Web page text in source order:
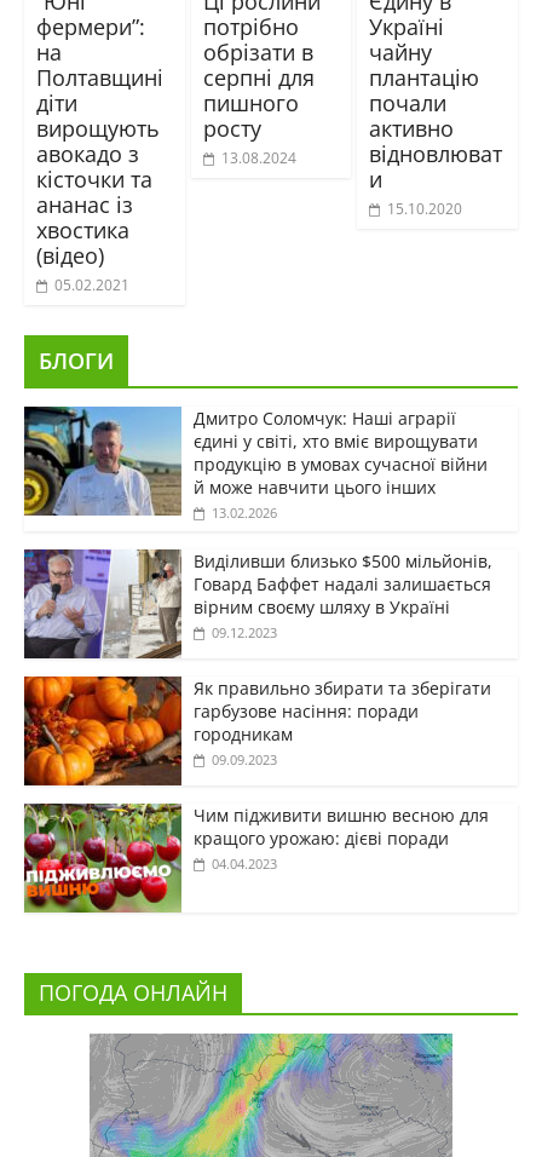
фермери”:
на
Полтавщині
діти
вирощують
авокадо з
кісточки та
ананас із
хвостика
(відео)
05.02.2021
потрібно
обрізати в
серпні для
пишного
росту
13.08.2024
Україні
чайну
плантацію
почали
активно
відновлюват
и
15.10.2020
БЛОГИ
Дмитро Соломчук: Наші аграрії
єдині у світі, хто вміє вирощувати
продукцію в умовах сучасної війни
й може навчити цього інших
13.02.2026
Виділивши близько $500 мільйонів,
Говард Баффет надалі залишається
вірним своєму шляху в Україні
09.12.2023
Як правильно збирати та зберігати
гарбузове насіння: поради
городникам
09.09.2023
Чим підживити вишню весною для
кращого урожаю: дієві поради
04.04.2023
ПОГОДА ОНЛАЙН